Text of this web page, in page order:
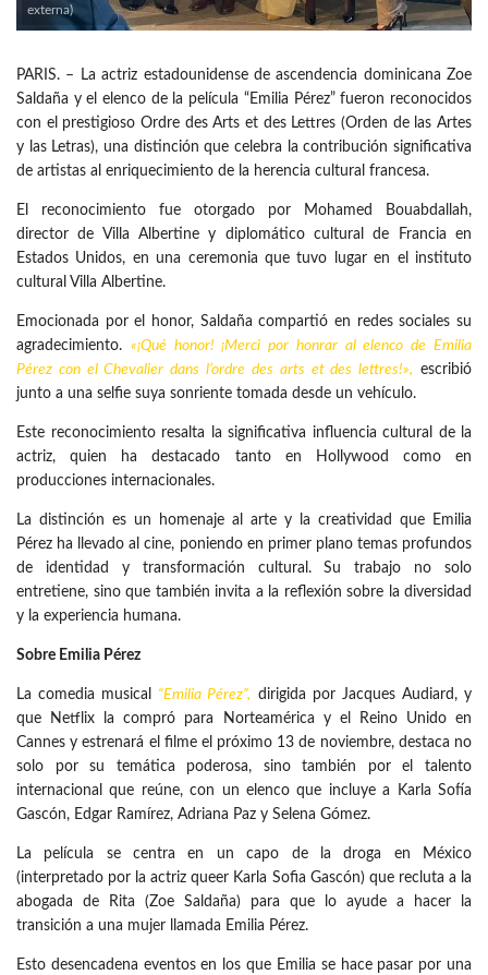
externa)
PARIS. – La actriz estadounidense de ascendencia dominicana Zoe
Saldaña y el elenco de la película “Emilia Pérez” fueron reconocidos
con el prestigioso Ordre des Arts et des Lettres (Orden de las Artes
y las Letras), una distinción que celebra la contribución significativa
de artistas al enriquecimiento de la herencia cultural francesa.
El reconocimiento fue otorgado por Mohamed Bouabdallah,
director de Villa Albertine y diplomático cultural de Francia en
Estados Unidos, en una ceremonia que tuvo lugar en el instituto
cultural Villa Albertine.
Emocionada por el honor, Saldaña compartió en redes sociales su
agradecimiento. «¡Qué honor! ¡Merci por honrar al elenco de Emilia
Pérez con el Chevalier dans l’ordre des arts et des lettres!», escribió
junto a una selfie suya sonriente tomada desde un vehículo.
Este reconocimiento resalta la significativa influencia cultural de la
actriz, quien ha destacado tanto en Hollywood como en
producciones internacionales.
La distinción es un homenaje al arte y la creatividad que Emilia
Pérez ha llevado al cine, poniendo en primer plano temas profundos
de identidad y transformación cultural. Su trabajo no solo
entretiene, sino que también invita a la reflexión sobre la diversidad
y la experiencia humana.
Sobre Emilia Pérez
La comedia musical “Emilia Pérez”, dirigida por Jacques Audiard, y
que Netflix la compró para Norteamérica y el Reino Unido en
Cannes y estrenará el filme el próximo 13 de noviembre, destaca no
solo por su temática poderosa, sino también por el talento
internacional que reúne, con un elenco que incluye a Karla Sofía
Gascón, Edgar Ramírez, Adriana Paz y Selena Gómez.
La película se centra en un capo de la droga en México
(interpretado por la actriz queer Karla Sofia Gascón) que recluta a la
abogada de Rita (Zoe Saldaña) para que lo ayude a hacer la
transición a una mujer llamada Emilia Pérez.
Esto desencadena eventos en los que Emilia se hace pasar por una